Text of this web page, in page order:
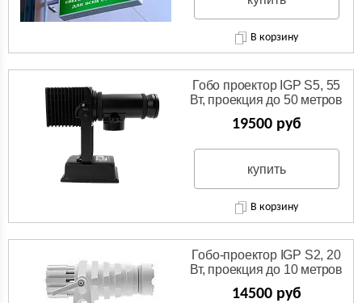
В корзину
Гобо проектор IGP S5, 55
Вт, проекция до 50 метров
19500 руб
купить
В корзину
Гобо-проектор IGP S2, 20
Вт, проекция до 10 метров
14500 руб